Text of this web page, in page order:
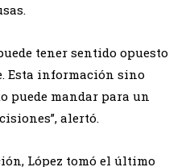
tener sentido opuesto
Esta información sino
puede mandar para un
alertó.
López tomó el último